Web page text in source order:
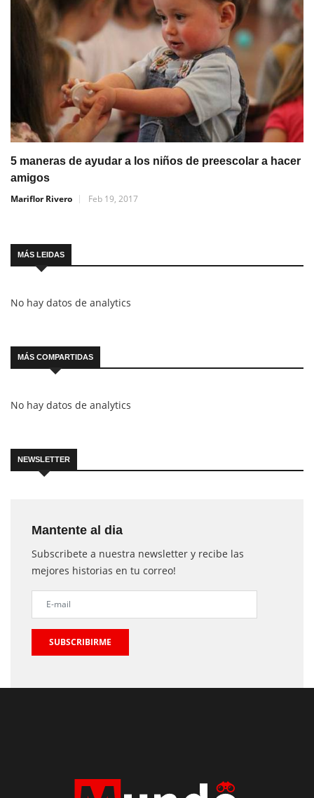
5 maneras de ayudar a los niños de preescolar a hacer
amigos
Mariflor Rivero
Feb 19, 2017
MÁS LEIDAS
No hay datos de analytics
MÁS COMPARTIDAS
No hay datos de analytics
NEWSLETTER
Mantente al dia
Subscribete a nuestra newsletter y recibe las
mejores historias en tu correo!
SUBSCRIBIRME